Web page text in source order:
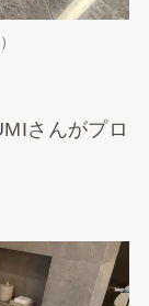
さんがプロ